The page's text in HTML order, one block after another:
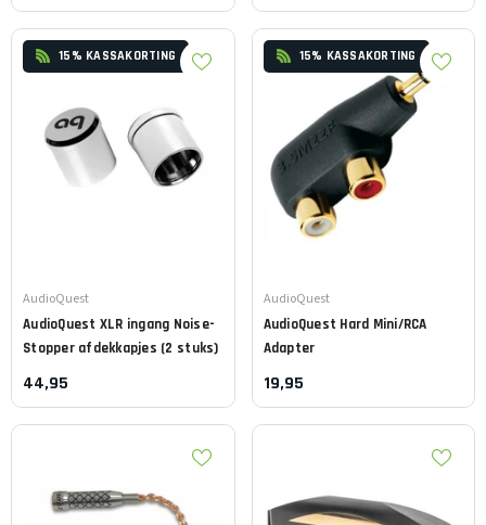
15% KASSAKORTING
Leverancier:
AudioQuest
AudioQuest XLR ingang Noise-
Stopper afdekkapjes (2 stuks)
44,95
15% KASSAKORTING
Leverancier:
AudioQuest
AudioQuest Hard Mini/RCA
Adapter
19,95